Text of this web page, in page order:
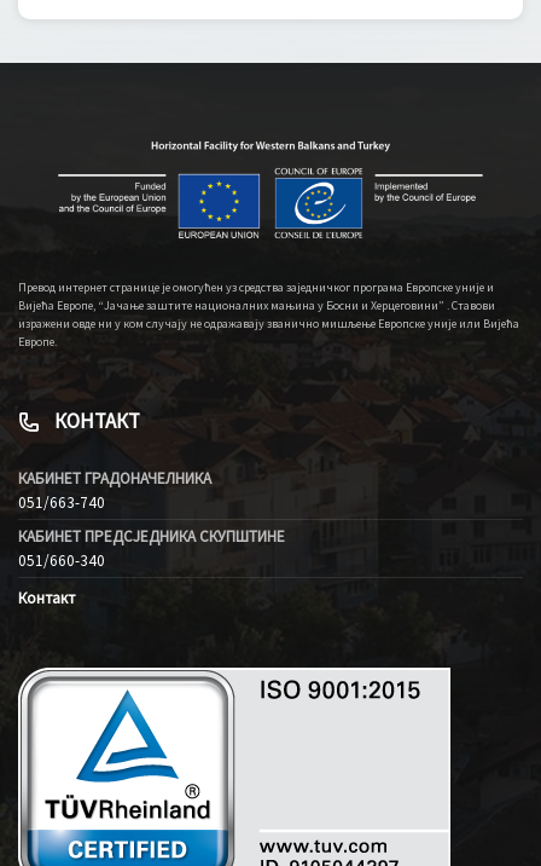
Превод интернет странице је омогућен уз средства заједничког програма Европске уније и
Вијећа Европе, “Јачање заштите националних мањина у Босни и Херцеговини” . Ставови
изражени овде ни у ком случају не одражавају званично мишљење Европске уније или Вијећа
Европе.
КОНТАКТ
КАБИНЕТ ГРАДОНАЧЕЛНИКА
051/663-740
КАБИНЕТ ПРЕДСЈЕДНИКА СКУПШТИНЕ
051/660-340
Контакт